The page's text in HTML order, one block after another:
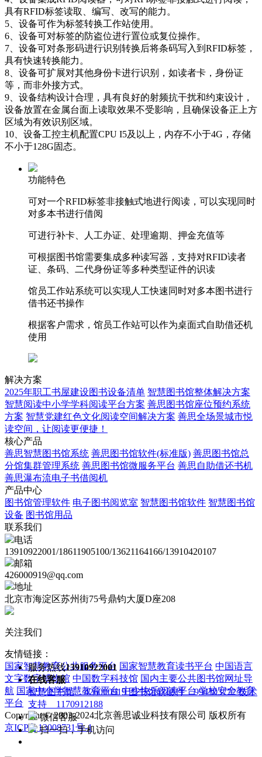
具有RFID标签读取、编写、改写的能力。
5、设备可作为标签转换工作站使用。
6、设备可对标签的防盗位进行置位或复位操作。
7、设备可对条形码进行识别转换后将条码写入到RFID标签，
具有快速转换能力。
8、设备可扩展对其他身份卡进行识别，如读者卡，身份证
等，而非外接方式。
9、设备结构设计合理，具有良好的射频抗干扰和约束设计，
设备放置在金属台面上读取效果不受影响，且确保设备正上方
区域为有效识别区域。
10、设备工控主机配置CPU I5及以上，内存不小于4G，存储
不小于128G固态。
功能特色
可对一个RFID标签非接触式地进行阅读，可以实现同时
对多本书进行借阅
可进行补卡、人工办证、处理逾期、押金充值等
可根据图书馆需要集成多种读写器，支持对RFID读者
证、条码、二代身份证等多种类型证件的识读
馆员工作站系统可以实现人工快速同时对多本图书进行
借书还书操作
根据客户需求，馆员工作站可以作为桌面式自助借还机
使用
解决方案
2025年职工书屋建设图书设备清单 智慧图书馆整体解决方案
智慧阅读中小学学科阅读平台方案 善思图书馆座位预约系统
方案 智慧党建红色文化阅读空间解决方案 善思全场景城市悦
读空间，让阅读更便捷！
核心产品
善思智慧图书馆系统 善思图书馆软件(标准版) 善思图书馆总
分馆集群管理系统 善思图书馆微服务平台 善思自助借还书机
善思瀑布流电子书借阅机
产品中心
图书馆管理软件 电子图书阅览室 智慧图书馆软件 智慧图书馆
设备 图书馆用品
联系我们
电话
13910922001/18611905100/13621164166/13910420107
邮箱
426000919@qq.com
地址
北京市海淀区苏州街75号鼎钧大厦D座208
关注我们
友情链接：
国家智慧教育公共服务平台 国家智慧教育读书平台 中国语言
文字数字博物馆 中国数字科技馆 国内主要公共图书馆网址导
航 国家中小学智慧教育平台 中少快乐阅读平台 学校安全教育
平台
Copyright © 2003-2024北京善思诚业科技有限公司 版权所有
京ICP备13008731号-1
服务热线13910922001
在线客服
智慧图书馆 426000919 图书馆软硬件 994303772 技术
支持 1170912188
微信客服
扫一扫，手机访问